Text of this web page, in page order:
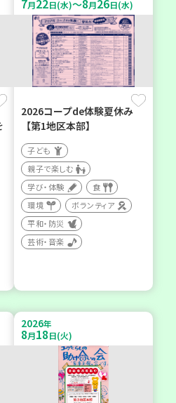
7月22日(水)～8月26日(水)
2026コープde体験夏休み
【第1地区本部】
子ども
親子で楽しむ
学び・体験
食
環境
ボランティア
平和・防災
芸術・音楽
2026年
8月18日(火)